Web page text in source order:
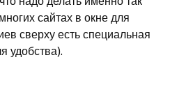
сайтах в окне для
сверху есть специальная
удобства).